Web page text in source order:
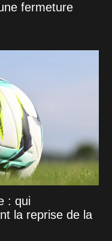
fermeture
: qui
la reprise de la